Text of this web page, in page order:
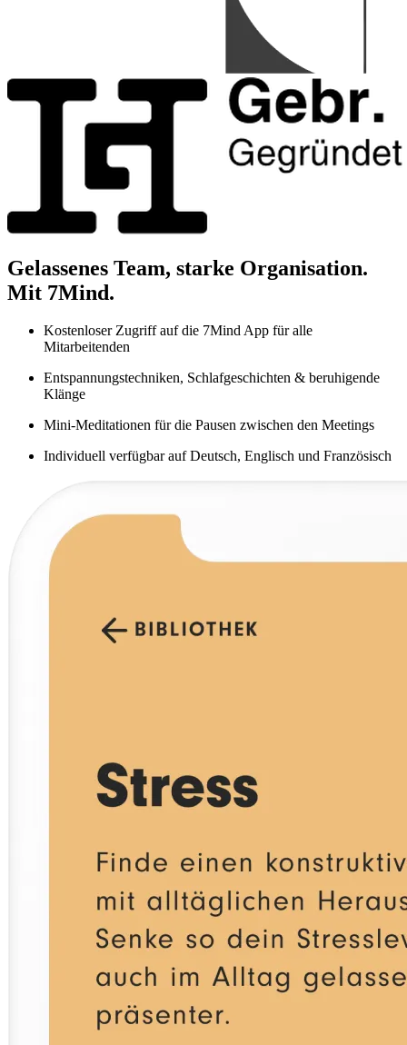
Gelassenes Team, starke Organisation.
Mit 7Mind.
Kostenloser Zugriff auf die 7Mind App für alle
Mitarbeitenden
Entspannungstechniken, Schlafgeschichten & beruhigende
Klänge
Mini-Meditationen für die Pausen zwischen den Meetings
Individuell verfügbar auf Deutsch, Englisch und Französisch